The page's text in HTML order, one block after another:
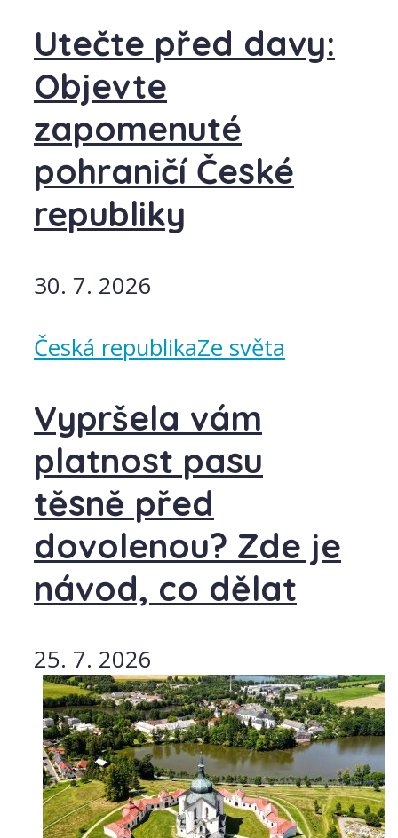
Utečte před davy:
Objevte
zapomenuté
pohraničí České
republiky
30. 7. 2026
Česká republikaZe světa
Vypršela vám
platnost pasu
těsně před
dovolenou? Zde je
návod, co dělat
25. 7. 2026